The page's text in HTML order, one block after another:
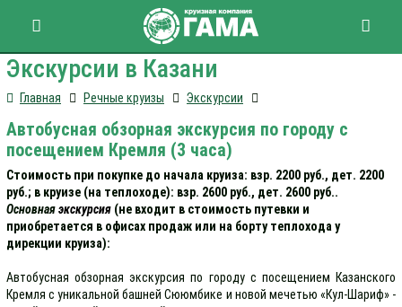
Экскурсии в Казани
Главная Речные круизы Экскурсии
Автобусная обзорная экскурсия по городу с
посещением Кремля (3 часа)
Стоимость при покупке до начала круиза: взр. 2200 руб., дет. 2200
руб.; в круизе (на теплоходе): взр. 2600 руб., дет. 2600 руб..
Основнаяэкскурсия (не входит в стоимость путевки и
приобретается в офисах продаж или на борту теплохода у
дирекции круиза):
Автобусная обзорная экскурсия по городу с посещением Казанского
Кремля с уникальной башней Сююмбике и новой мечетью «Кул-Шариф» -